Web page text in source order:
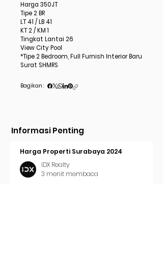
Harga 350JT
Tipe 2 BR
LT 41 / LB 41
KT 2 / KM 1
Tingkat Lantai 26
View City Pool
*Tipe 2 Bedroom, Full Furnish Interior Baru
Surat SHMRS
Bagikan :
Informasi Penting
Harga Properti Surabaya 2024
IDX Realty
3 menit membaca